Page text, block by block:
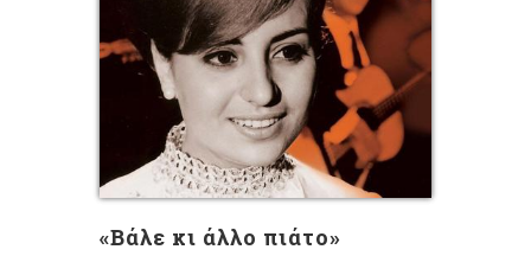
«Bάλε κι άλλο πιάτο»